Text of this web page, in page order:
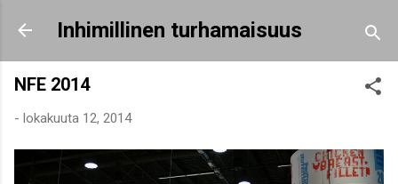
Siirry pääsisältöön
Inhimillinen turhamaisuus
NFE 2014
- lokakuuta 12, 2014